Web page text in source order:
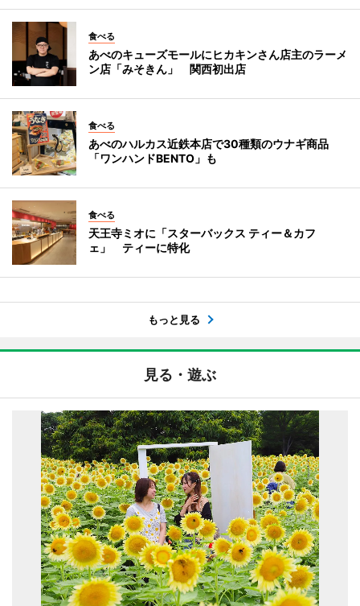
食べる
あべのキューズモールにヒカキンさん店主のラーメ
ン店「みそきん」 関西初出店
食べる
あべのハルカス近鉄本店で30種類のウナギ商品
「ワンハンドBENTO」も
食べる
天王寺ミオに「スターバックス ティー＆カフ
ェ」 ティーに特化
もっと見る
見る・遊ぶ